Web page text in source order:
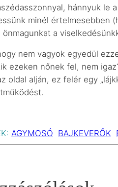
hánnyuk le
minél értelmesebben
a
nem vagyok egyedül
ezeken nőnek fel, nem
oldal alján, ez felér egy
AGYMOSÓ BAJKEVERŐK